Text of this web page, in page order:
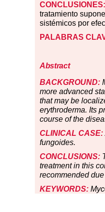
CONCLUSIONES:
tratamiento
sistémicos por
PALABRAS
Abstract
BACKGROUND:
more advanced
that may be
erythroderma. Its
course of the
CLINICAL CASE:
fungoides.
CONCLUSIONS:
treatment in this
recommended
KEYWORDS: